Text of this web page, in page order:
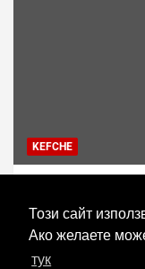
Този сайт
Ако желаете
тук
KEFCHE
(2026) – най-
март 20, 2026